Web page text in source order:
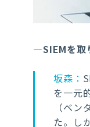
―SIEMを取
坂森：
を一元
（ベ
た。し